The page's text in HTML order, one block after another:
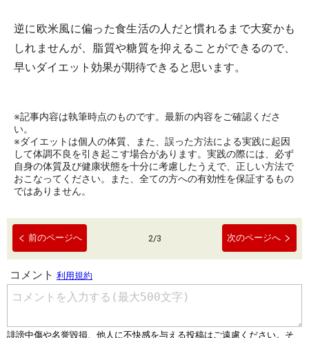
逆に欧米風に偏った食生活の人だと慣れるまで大変かも
しれませんが、脂質や糖質を抑えることができるので、
早いダイエット効果が期待できると思います。
※記事内容は執筆時点のものです。最新の内容をご確認くださ
い。
※ダイエットは個人の体質、また、誤った方法による実践に起因
して体調不良を引き起こす場合があります。実践の際には、必ず
自身の体質及び健康状態を十分に考慮したうえで、正しい方法で
おこなってください。また、全ての方への有効性を保証するもの
ではありません。
前のページへ 2/3 次のページへ